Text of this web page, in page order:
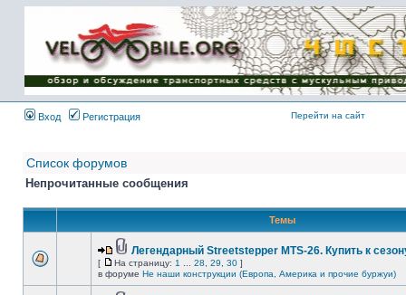
Имя пользователя:
Пароль:
{ LOG_ME_IN_SHORT
}
Вход
Регистрация Перейти на сайт
Список форумов
Непрочитанные сообщения
Темы
Легендарный Streetstepper MTS-26. Купить к
[ На страницу: 1 28 29 30 ]
в форуме Не наши конструкции (Европа, Америка и прочие буржуи)